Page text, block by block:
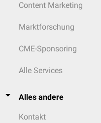
Content Marketing
Marktforschung
CME-Sponsoring
Alle Services
Alles andere
Kontakt